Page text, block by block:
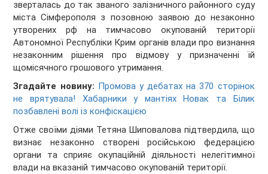
зверталась до так званого залізничного районного суду
міста Сімферополя з позовною заявою до незаконно
утворених рф на тимчасово окупованій території
Автономної Республіки Крим органів влади про визнання
незаконним рішення про відмову у призначенні їй
щомісячного грошового утримання.
Згадайте новину: Промова у дебатах на 370 сторінок
не врятувала! Хабарники у мантіях Новак та Білик
позбавлені волі із конфіскацією
Отже своїми діями Тетяна Шиповалова підтвердила, що
визнає незаконно створені російською федерацією
органи та сприяє окупаційній діяльності нелегітимної
влади на вказаній тимчасово окупованій території.